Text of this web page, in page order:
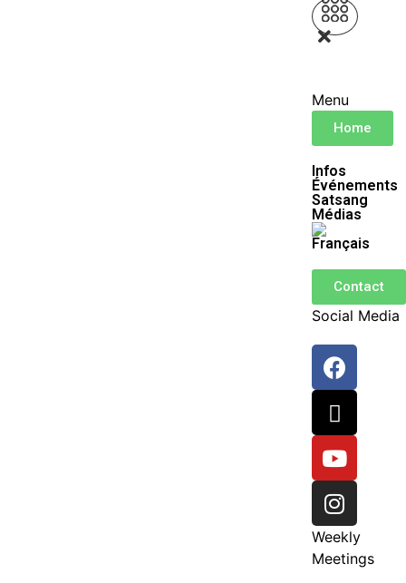
Menu
Home
Infos
Événements
Satsang
Médias
Contact
Social Media
Weekly
Meetings